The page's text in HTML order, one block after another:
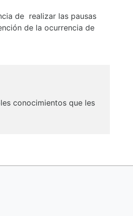
de realizar las pausas
de la ocurrencia de
conocimientos que les